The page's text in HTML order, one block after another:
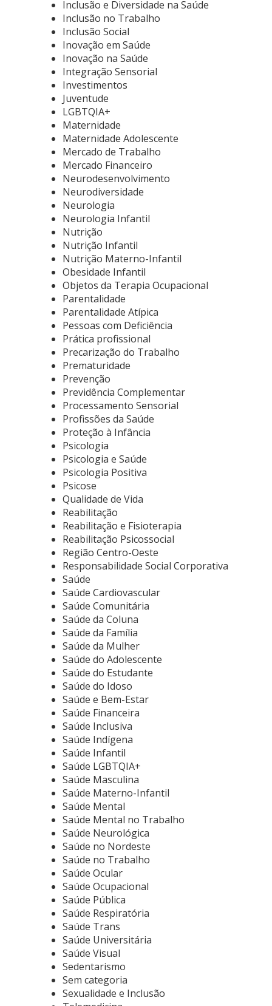
Inclusão e Diversidade na Saúde
Inclusão no Trabalho
Inclusão Social
Inovação em Saúde
Inovação na Saúde
Integração Sensorial
Investimentos
Juventude
LGBTQIA+
Maternidade
Maternidade Adolescente
Mercado de Trabalho
Mercado Financeiro
Neurodesenvolvimento
Neurodiversidade
Neurologia
Neurologia Infantil
Nutrição
Nutrição Infantil
Nutrição Materno-Infantil
Obesidade Infantil
Objetos da Terapia Ocupacional
Parentalidade
Parentalidade Atípica
Pessoas com Deficiência
Prática profissional
Precarização do Trabalho
Prematuridade
Prevenção
Previdência Complementar
Processamento Sensorial
Profissões da Saúde
Proteção à Infância
Psicologia
Psicologia e Saúde
Psicologia Positiva
Psicose
Qualidade de Vida
Reabilitação
Reabilitação e Fisioterapia
Reabilitação Psicossocial
Região Centro-Oeste
Responsabilidade Social Corporativa
Saúde
Saúde Cardiovascular
Saúde Comunitária
Saúde da Coluna
Saúde da Família
Saúde da Mulher
Saúde do Adolescente
Saúde do Estudante
Saúde do Idoso
Saúde e Bem-Estar
Saúde Financeira
Saúde Inclusiva
Saúde Indígena
Saúde Infantil
Saúde LGBTQIA+
Saúde Masculina
Saúde Materno-Infantil
Saúde Mental
Saúde Mental no Trabalho
Saúde Neurológica
Saúde no Nordeste
Saúde no Trabalho
Saúde Ocular
Saúde Ocupacional
Saúde Pública
Saúde Respiratória
Saúde Trans
Saúde Universitária
Saúde Visual
Sedentarismo
Sem categoria
Sexualidade e Inclusão